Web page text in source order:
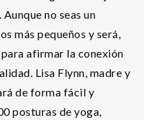
no seas un
más pequeños y será,
afirmar la conexión
Lisa Flynn, madre y
de forma fácil y
posturas de yoga,